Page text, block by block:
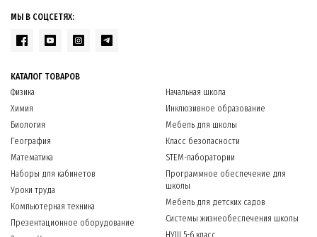
МЫ В СОЦСЕТЯХ:
КАТАЛОГ ТОВАРОВ
Физика
Химия
Биология
География
Математика
Наборы для кабинетов
Уроки труда
Компьютерная техника
Презентационное оборудование
Начальная школа
Инклюзивное образование
Мебель для школы
Класс безопасности
STEM-лаборатории
Программное обеспечение для
школы
Мебель для детских садов
Системы жизнеобеспечения школы